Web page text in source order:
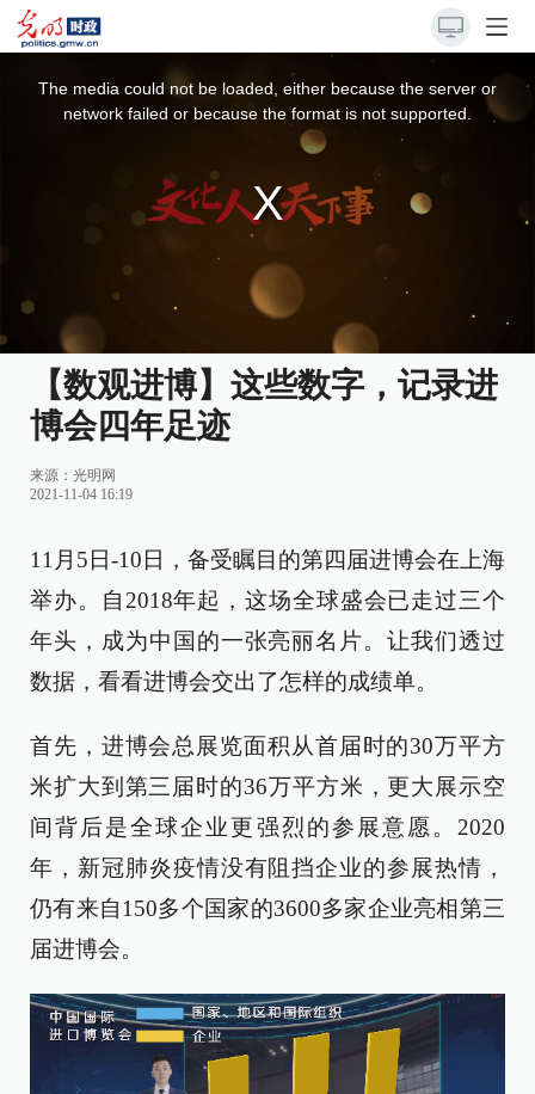
The media could not be loaded, either because the server or
network failed or because the format is not supported.
【数观进博】这些数字，记录进
博会四年足迹
来源： 光明网
2021-11-04 16:19
11月5日-10日，备受瞩目的第四届进博会在上海
举办。自2018年起，这场全球盛会已走过三个
年头，成为中国的一张亮丽名片。让我们透过
数据，看看进博会交出了怎样的成绩单。
首先，进博会总展览面积从首届时的30万平方
米扩大到第三届时的36万平方米，更大展示空
间背后是全球企业更强烈的参展意愿。2020
年，新冠肺炎疫情没有阻挡企业的参展热情，
仍有来自150多个国家的3600多家企业亮相第三
届进博会。